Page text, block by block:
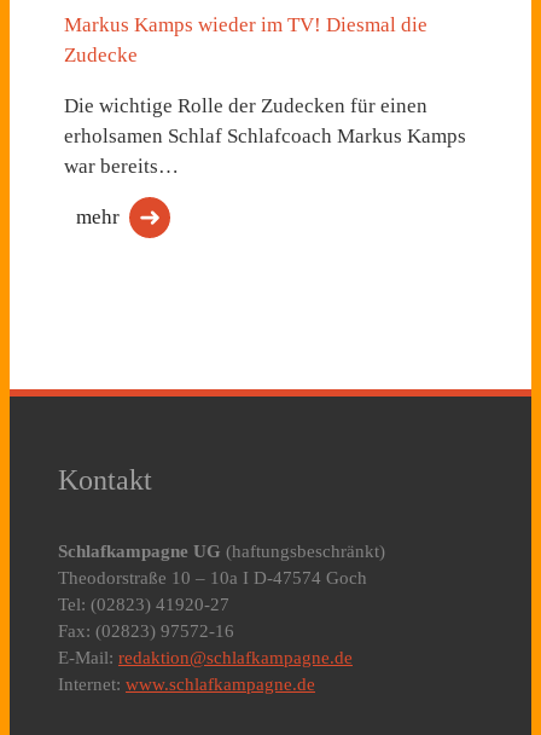
Markus Kamps wieder im TV! Diesmal die
Zudecke
Die wichtige Rolle der Zudecken für einen
erholsamen Schlaf Schlafcoach Markus Kamps
war bereits…
mehr
Kontakt
Schlafkampagne UG (haftungsbeschränkt)
Theodorstraße 10 – 10a I D-47574 Goch
Tel: (02823) 41920-27
Fax: (02823) 97572-16
E-Mail: redaktion@schlafkampagne.de
Internet: www.schlafkampagne.de